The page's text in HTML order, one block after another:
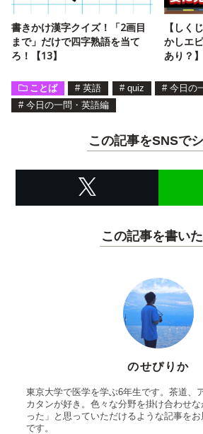
書きかけ漢字クイズ！「2画目
まで」だけで四字熟語を当て
ろ！【13】
【しく
かしエ
あり？】
ことば # 英語 # quiz # 今日の
# 今日の一問・英語編
この記事をSNSで
この記事を書い
のせぴりか
東京大学で医学を学ぶ6年生です。茶道、
カタンが好き。色々な分野を掛け合わせ
った」と思っていただけるような記事を
です。